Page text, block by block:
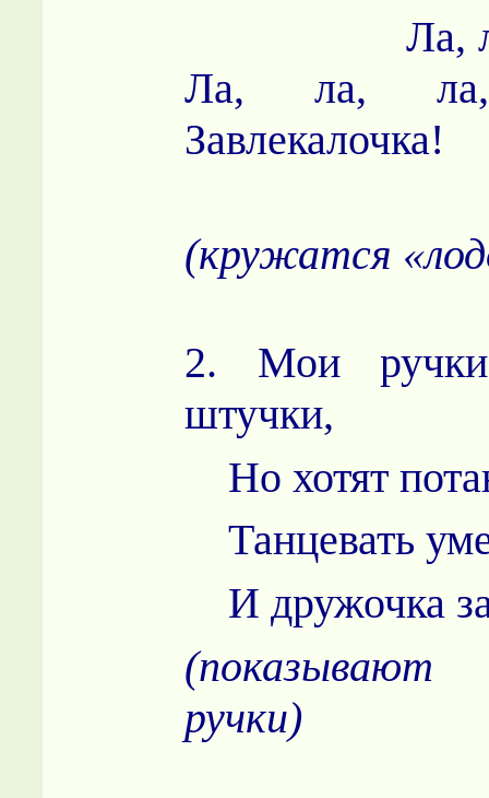
Ла, ла,
Ла, ла,
Завлекалочка!
(кружатся
2. Мои
штучки,
Но хотят
Танцевать
И дружочка
(показывают
ручки)